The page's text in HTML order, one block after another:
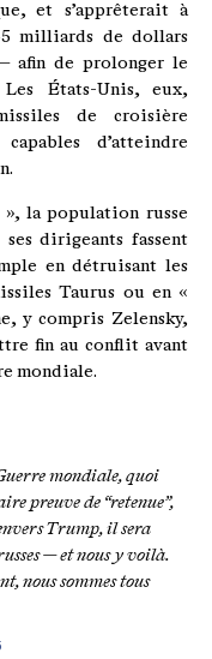
et s’apprêterait à
milliards de dollars
afin de prolonger le
États-Unis, eux,
de croisière
d’atteindre
la population russe
dirigeants fassent
en détruisant les
Taurus ou en «
y compris Zelensky,
fin au conflit avant
mondiale.
mondiale, quoi
preuve de “retenue”,
Trump, il sera
— et nous y voilà.
nous sommes tous